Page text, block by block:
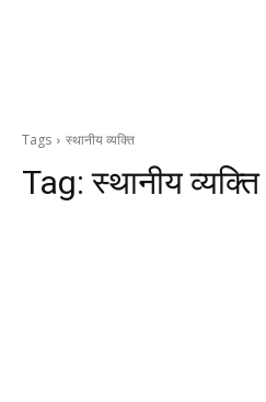
Tags स्थानीय व्यक्ति
Tag:स्थानीय व्यक्ति